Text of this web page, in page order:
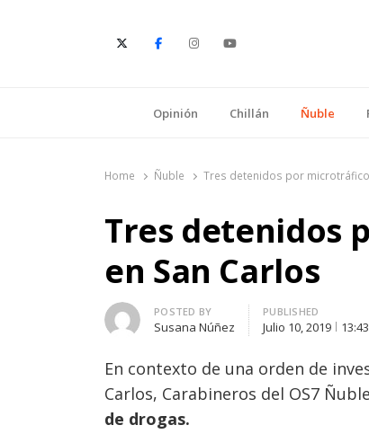
Opinión Chillán Ñuble
Home Ñuble Tres detenidos por
Tres detenidos
en San Carlos
Author
POSTED BY
Susana Núñez
PUBLISHED
Julio 10, 2019
En contexto de una orden de
Carlos, Carabineros del OS7
de drogas.